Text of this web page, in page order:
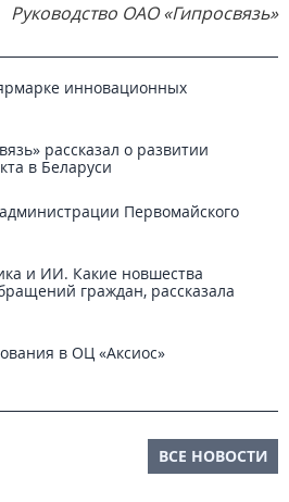
Руководство ОАО «Гипросвязь»
инновационных
рассказал о развитии
в Беларуси
Первомайского
и ИИ. Какие новшества
граждан, рассказала
в ОЦ «Аксиос»
ВСЕ НОВОСТИ